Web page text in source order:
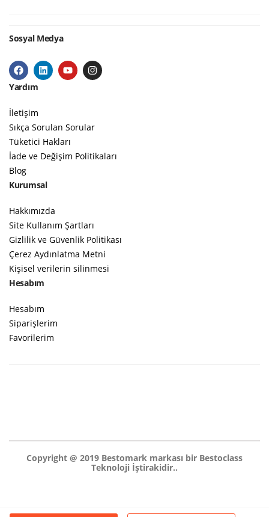
Sosyal Medya
Yardım
İletişim
Sıkça Sorulan Sorular
Tüketici Hakları
İade ve Değişim Politikaları
Blog
Kurumsal
Hakkımızda
Site Kullanım Şartları
Gizlilik ve Güvenlik Politikası
Çerez Aydınlatma Metni
Kişisel verilerin silinmesi
Hesabım
Hesabım
Siparişlerim
Favorilerim
Copyright @ 2019 Bestomark markası bir Bestoclass
Teknoloji İştirakidir..